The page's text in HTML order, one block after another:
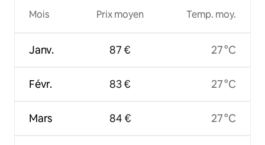
Mois
Janv.
Févr.
Mars
Prix moyen
87 €
83 €
84 €
Temp. moy.
27 °C
27 °C
27 °C